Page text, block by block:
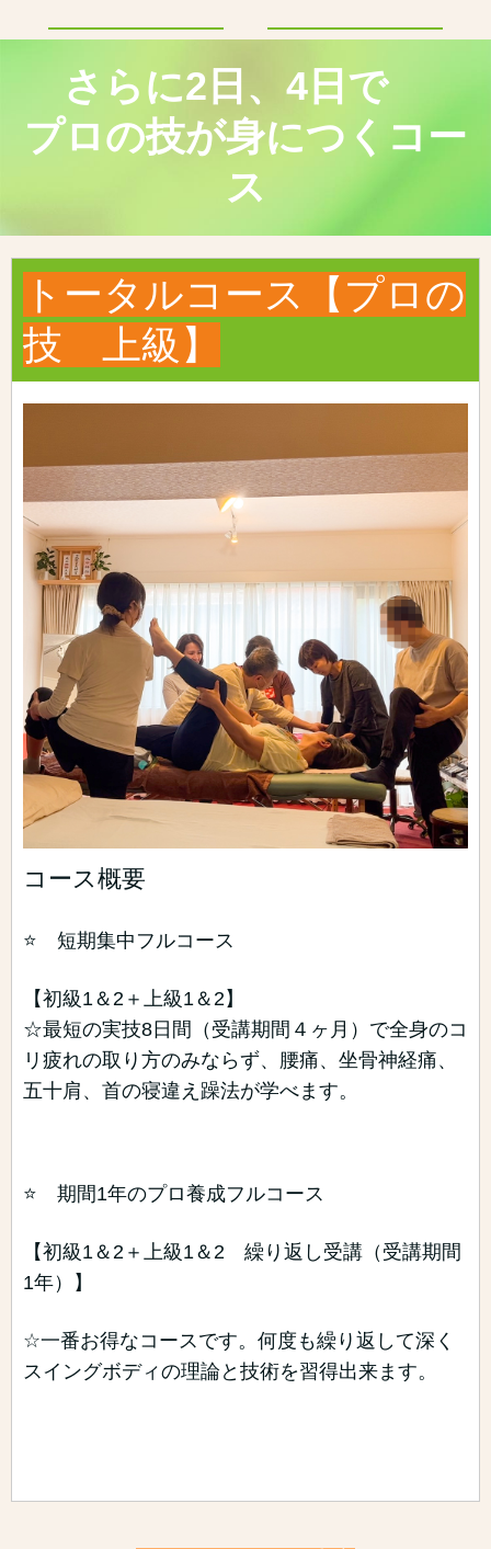
さらに2日、4日で
プロの技が身につくコー
ス
トータルコース【プロの
技 上級】
コース概要
⭐️ 短期集中フルコース
【初級1＆2＋上級1＆2】
☆最短の実技8日間（受講期間４ヶ月）で全身のコ
リ疲れの取り方のみならず、腰痛、坐骨神経痛、
五十肩、首の寝違え躁法が学べます。
⭐️ 期間1年のプロ養成フルコース
【初級1＆2＋上級1＆2 繰り返し受講（受講期間
1年）】
☆一番お得なコースです。何度も繰り返して深く
スイングボディの理論と技術を習得出来ます。